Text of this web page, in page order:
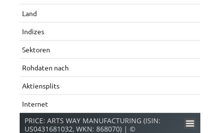
Land
Indizes
Sektoren
Rohdaten nach
Aktiensplits
Internet
PRICE: ARTS WAY MANUFACTURING (ISIN:
US0431681032, WKN: 868070) | ©